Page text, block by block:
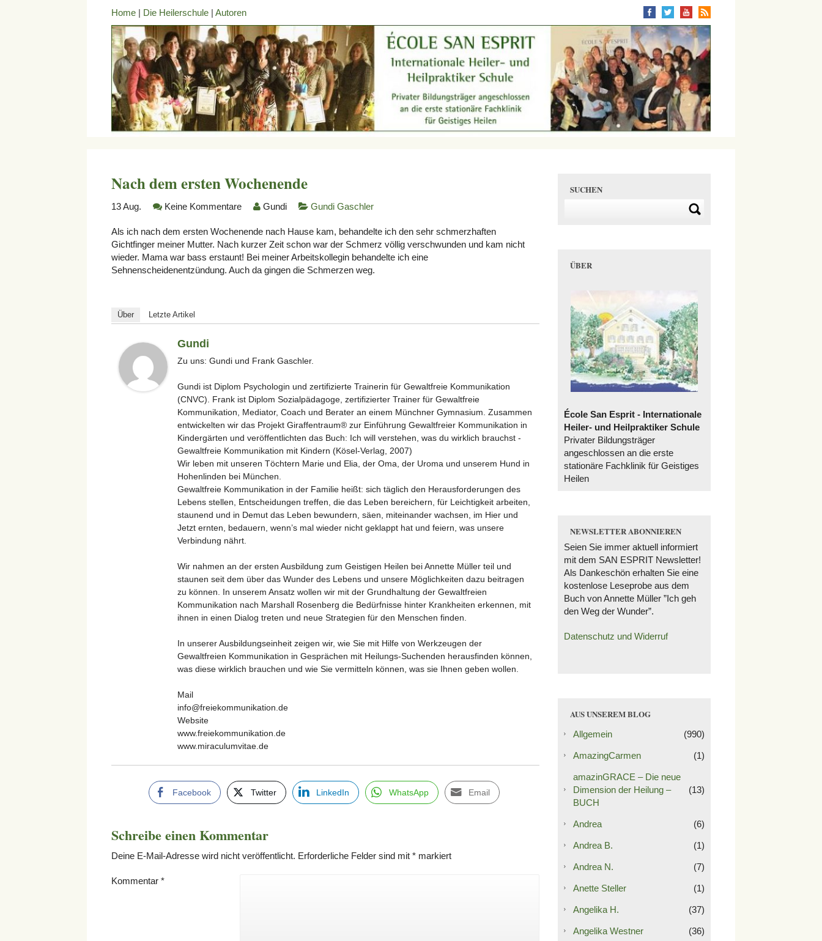
Home | Die Heilerschule | Autoren
Nach dem ersten Wochenende
13Aug. Keine Kommentare Gundi Gundi Gaschler
Als ich nach dem ersten Wochenende nach Hause kam, behandelte ich den sehr schmerzhaften
Gichtfinger meiner Mutter. Nach kurzer Zeit schon war der Schmerz völlig verschwunden und kam nicht
wieder. Mama war bass erstaunt! Bei meiner Arbeitskollegin behandelte ich eine
Sehnenscheidenentzündung. Auch da gingen die Schmerzen weg.
Über Letzte Artikel
Gundi
Zu uns: Gundi und Frank Gaschler.
Gundi ist Diplom Psychologin und zertifizierte Trainerin für Gewaltfreie Kommunikation
(CNVC). Frank ist Diplom Sozialpädagoge, zertifizierter Trainer für Gewaltfreie
Kommunikation, Mediator, Coach und Berater an einem Münchner Gymnasium. Zusammen
entwickelten wir das Projekt Giraffentraum® zur Einführung Gewaltfreier Kommunikation in
Kindergärten und veröffentlichten das Buch: Ich will verstehen, was du wirklich brauchst -
Gewaltfreie Kommunikation mit Kindern (Kösel-Verlag, 2007)
Wir leben mit unseren Töchtern Marie und Elia, der Oma, der Uroma und unserem Hund in
Hohenlinden bei München.
Gewaltfreie Kommunikation in der Familie heißt: sich täglich den Herausforderungen des
Lebens stellen, Entscheidungen treffen, die das Leben bereichern, für Leichtigkeit arbeiten,
staunend und in Demut das Leben bewundern, säen, miteinander wachsen, im Hier und
Jetzt ernten, bedauern, wenn’s mal wieder nicht geklappt hat und feiern, was unsere
Verbindung nährt.
Wir nahmen an der ersten Ausbildung zum Geistigen Heilen bei Annette Müller teil und
staunen seit dem über das Wunder des Lebens und unsere Möglichkeiten dazu beitragen
zu können. In unserem Ansatz wollen wir mit der Grundhaltung der Gewaltfreien
Kommunikation nach Marshall Rosenberg die Bedürfnisse hinter Krankheiten erkennen, mit
ihnen in einen Dialog treten und neue Strategien für den Menschen finden.
In unserer Ausbildungseinheit zeigen wir, wie Sie mit Hilfe von Werkzeugen der
Gewaltfreien Kommunikation in Gesprächen mit Heilungs-Suchenden herausfinden können,
was diese wirklich brauchen und wie Sie vermitteln können, was sie Ihnen geben wollen.
Mail
info@freiekommunikation.de
Website
www.freiekommunikation.de
www.miraculumvitae.de
Facebook Twitter LinkedIn WhatsApp Email
Schreibe einen Kommentar
Deine E-Mail-Adresse wird nicht veröffentlicht. Erforderliche Felder sind mit * markiert
Kommentar *
SUCHEN
ÜBER
École San Esprit - Internationale
Heiler- und Heilpraktiker Schule
Privater Bildungsträger
angeschlossen an die erste
stationäre Fachklinik für Geistiges
Heilen
NEWSLETTER ABONNIEREN
Seien Sie immer aktuell informiert
mit dem SAN ESPRIT Newsletter!
Als Dankeschön erhalten Sie eine
kostenlose Leseprobe aus dem
Buch von Annette Müller ”Ich geh
den Weg der Wunder”.
Datenschutz und Widerruf
AUS UNSEREM BLOG
Allgemein (990)
AmazingCarmen (1)
amazinGRACE – Die neue
Dimension der Heilung –
BUCH
(13)
Andrea (6)
Andrea B. (1)
Andrea N. (7)
Anette Steller (1)
Angelika H. (37)
Angelika Westner (36)